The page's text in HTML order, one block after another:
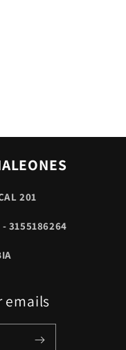
201
3155186264
emails